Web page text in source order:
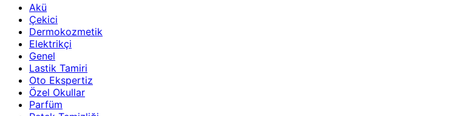
Akü
Çekici
Dermokozmetik
Elektrikçi
Genel
Lastik Tamiri
Oto Ekspertiz
Özel Okullar
Parfüm